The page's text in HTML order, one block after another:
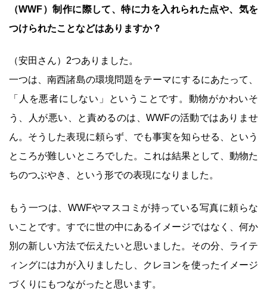
（WWF）制作に際して、特に力を入れられた点や、気を
つけられたことなどはありますか？
（安田さん）2つありました。
一つは、南西諸島の環境問題をテーマにするにあたって、
「人を悪者にしない」ということです。動物がかわいそ
う、人が悪い、と責めるのは、WWFの活動ではありませ
ん。そうした表現に頼らず、でも事実を知らせる、という
ところが難しいところでした。これは結果として、動物た
ちのつぶやき、という形での表現になりました。
もう一つは、WWFやマスコミが持っている写真に頼らな
いことです。すでに世の中にあるイメージではなく、何か
別の新しい方法で伝えたいと思いました。その分、ライテ
ィングには力が入りましたし、クレヨンを使ったイメージ
づくりにもつながったと思います。